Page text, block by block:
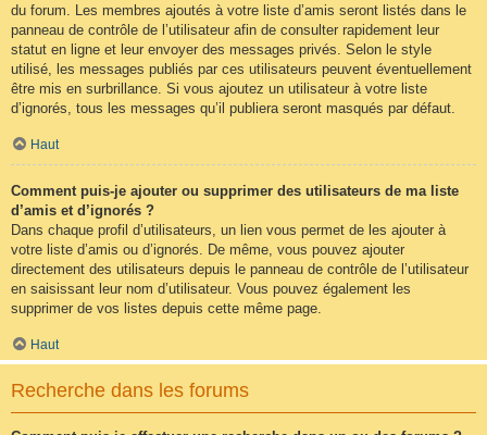
du forum. Les membres ajoutés à votre liste d’amis seront listés dans le
panneau de contrôle de l’utilisateur afin de consulter rapidement leur
statut en ligne et leur envoyer des messages privés. Selon le style
utilisé, les messages publiés par ces utilisateurs peuvent éventuellement
être mis en surbrillance. Si vous ajoutez un utilisateur à votre liste
d’ignorés, tous les messages qu’il publiera seront masqués par défaut.
Haut
Comment puis-je ajouter ou supprimer des utilisateurs de ma liste
d’amis et d’ignorés ?
Dans chaque profil d’utilisateurs, un lien vous permet de les ajouter à
votre liste d’amis ou d’ignorés. De même, vous pouvez ajouter
directement des utilisateurs depuis le panneau de contrôle de l’utilisateur
en saisissant leur nom d’utilisateur. Vous pouvez également les
supprimer de vos listes depuis cette même page.
Haut
Recherche dans les forums